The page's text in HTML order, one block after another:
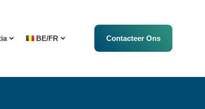
BE/FR Contacteer Ons